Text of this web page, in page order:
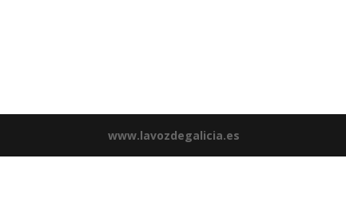
www.lavozdegalicia.es